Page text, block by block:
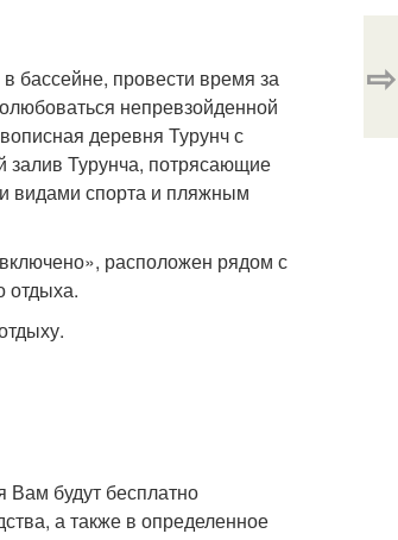
бассейне, провести время за
непревзойденной
деревня Турунч с
залив Турунча, потрясающие
видами спорта и пляжным
расположен рядом с
отдыха.
Вам будут бесплатно
а также в определенное
⇨